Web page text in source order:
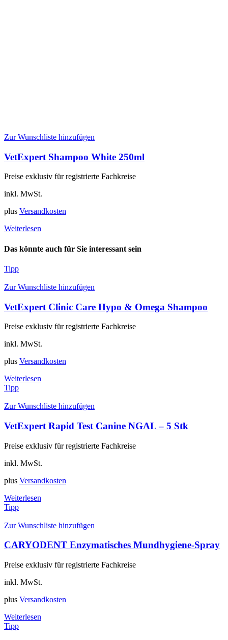
Zur Wunschliste hinzufügen
VetExpert Shampoo White 250ml
Preise exklusiv für registrierte Fachkreise
inkl. MwSt.
plus Versandkosten
Weiterlesen
Das könnte auch für Sie interessant sein
Tipp
Zur Wunschliste hinzufügen
VetExpert Clinic Care Hypo & Omega Shampoo
Preise exklusiv für registrierte Fachkreise
inkl. MwSt.
plus Versandkosten
Weiterlesen
Tipp
Zur Wunschliste hinzufügen
VetExpert Rapid Test Canine NGAL – 5 Stk
Preise exklusiv für registrierte Fachkreise
inkl. MwSt.
plus Versandkosten
Weiterlesen
Tipp
Zur Wunschliste hinzufügen
CARYODENT Enzymatisches Mundhygiene-Spray
Preise exklusiv für registrierte Fachkreise
inkl. MwSt.
plus Versandkosten
Weiterlesen
Tipp